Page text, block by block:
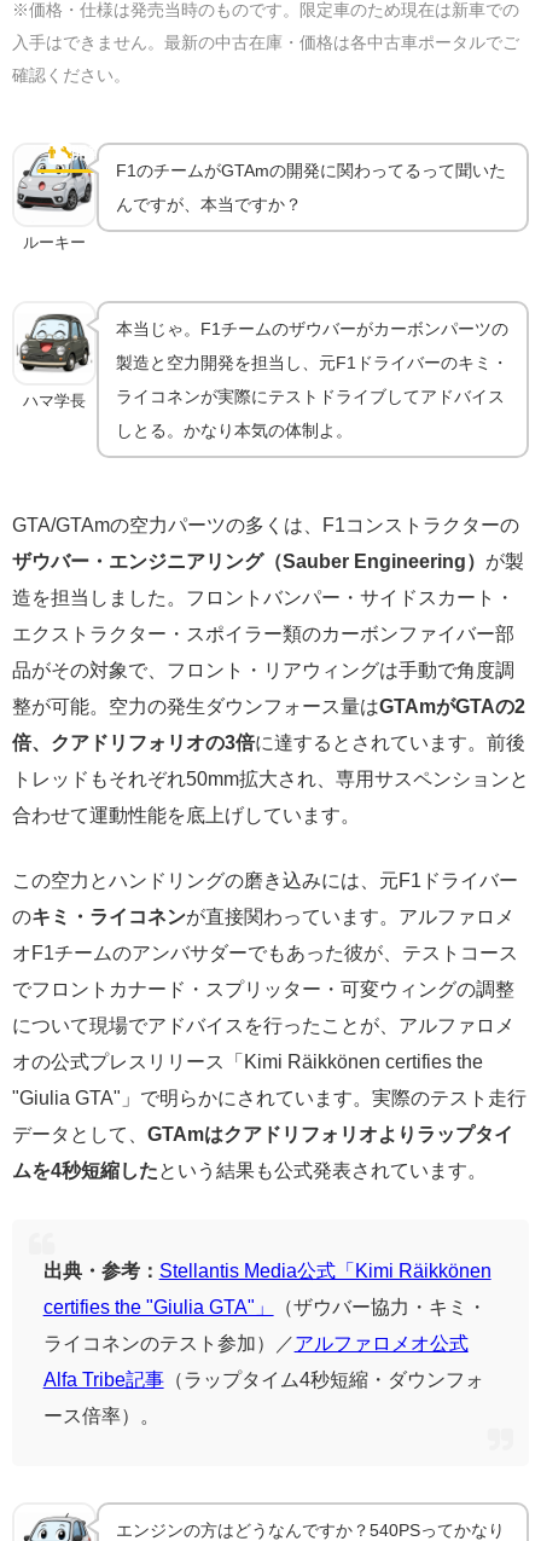
※価格・仕様は発売当時のものです。限定車のため現在は新車での
入手はできません。最新の中古在庫・価格は各中古車ポータルでご
確認ください。
👨‍🔧開発秘話
ーリ由来のエンジン開発陣
ルーキー
F1のチームがGTAmの開発に関わってるって聞いた
んですが、本当ですか？
ハマ学長
本当じゃ。F1チームのザウバーがカーボンパーツの
製造と空力開発を担当し、元F1ドライバーのキミ・
ライコネンが実際にテストドライブしてアドバイス
しとる。かなり本気の体制よ。
GTA/GTAmの空力パーツの多くは、F1コンストラクターの
ザウバー・エンジニアリング（Sauber Engineering） が製
造を担当しました。フロントバンパー・サイドスカート・
エクストラクター・スポイラー類のカーボンファイバー部
品がその対象で、フロント・リアウィングは手動で角度調
整が可能。空力の発生ダウンフォース量はGTAmがGTAの2
倍、クアドリフォリオの3倍に達するとされています。前後
トレッドもそれぞれ50mm拡大され、専用サスペンションと
合わせて運動性能を底上げしています。
この空力とハンドリングの磨き込みには、元F1ドライバー
のキミ・ライコネンが直接関わっています。アルファロメ
オF1チームのアンバサダーでもあった彼が、テストコース
でフロントカナード・スプリッター・可変ウィングの調整
について現場でアドバイスを行ったことが、アルファロメ
オの公式プレスリリース「Kimi Räikkönen certifies the
"Giulia GTA"」で明らかにされています。実際のテスト走行
データとして、 GTAmはクアドリフォリオよりラップタイ
ムを4秒短縮した という結果も公式発表されています。
出典・参考： Stellantis Media公式「Kimi Räikkönen
certifies the "Giulia GTA"」
（ザウバー協力・キミ・
ライコネンのテスト参加）／アルファロメオ公式
Alfa Tribe記事（ラップタイム4秒短縮・ダウンフォ
ース倍率）。
エンジンの方はどうなんですか？540PSってかなり